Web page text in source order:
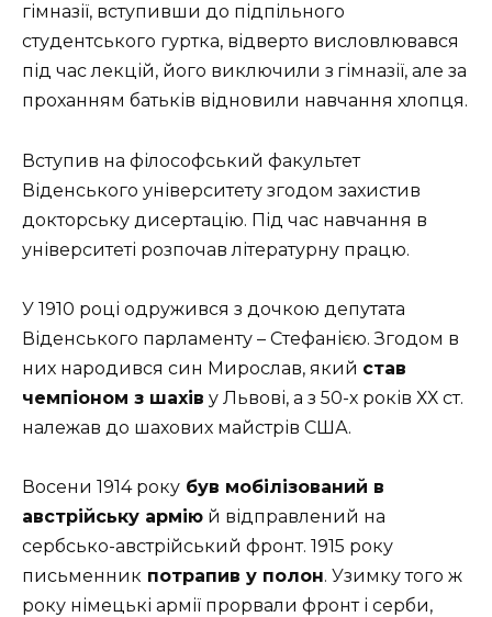
гімназії, вступивши до підпільного
студентського гуртка, відверто висловлювався
під час лекцій, його виключили з гімназії, але за
проханням батьків відновили навчання хлопця.
Вступив на філософський факультет
Віденського університету згодом захистив
докторську дисертацію. Під час навчання в
університеті розпочав літературну працю.
У 1910 році одружився з дочкою депутата
Віденського парламенту – Стефанією. Згодом в
них народився син Мирослав, який став
чемпіоном з шахів у Львові, а з 50-х років ХХ ст.
належав до шахових майстрів США.
Восени 1914 року був мобілізований в
австрійську армію й відправлений на
сербсько-австрійський фронт. 1915 року
письменник потрапив у полон. Узимку того ж
року німецькі армії прорвали фронт і серби,